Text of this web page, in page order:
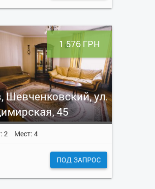
1 576 ГРН
Шевченковский, ул.
45
2 Мест: 4
ПОД ЗАПРОС